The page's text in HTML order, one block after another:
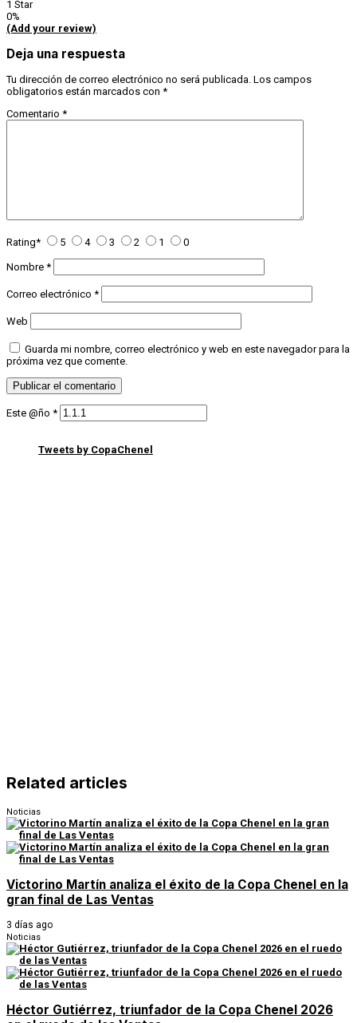
1 Star
0%
(Add your review)
Deja una respuesta
Tu dirección de correo electrónico no será publicada. Los campos
obligatorios están marcados con *
Comentario *
Rating* 5 4 3 2 1 0
Nombre *
Correo electrónico *
Web
Guarda mi nombre, correo electrónico y web en este navegador para la
próxima vez que comente.
Este @ño *
Tweets by CopaChenel
Related articles
Noticias
Victorino Martín analiza el éxito de la Copa Chenel en la
gran final de Las Ventas
3 días ago
Noticias
Héctor Gutiérrez, triunfador de la Copa Chenel 2026